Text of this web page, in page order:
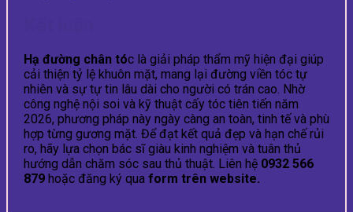
Hạ đường chân tóc là giải pháp thẩm mỹ hiện đại giúp
cải thiện tỷ lệ khuôn mặt, mang lại đường viền tóc tự
nhiên và sự tự tin lâu dài cho người có trán cao. Nhờ
công nghệ nội soi và kỹ thuật cấy tóc tiên tiến năm
2026, phương pháp này ngày càng an toàn, tinh tế và phù
hợp từng gương mặt. Để đạt kết quả đẹp và hạn chế rủi
ro, hãy lựa chọn bác sĩ giàu kinh nghiệm và tuân thủ
hướng dẫn chăm sóc sau thủ thuật. Liên hệ 0932 566
879 hoặc đăng ký qua form trên website.